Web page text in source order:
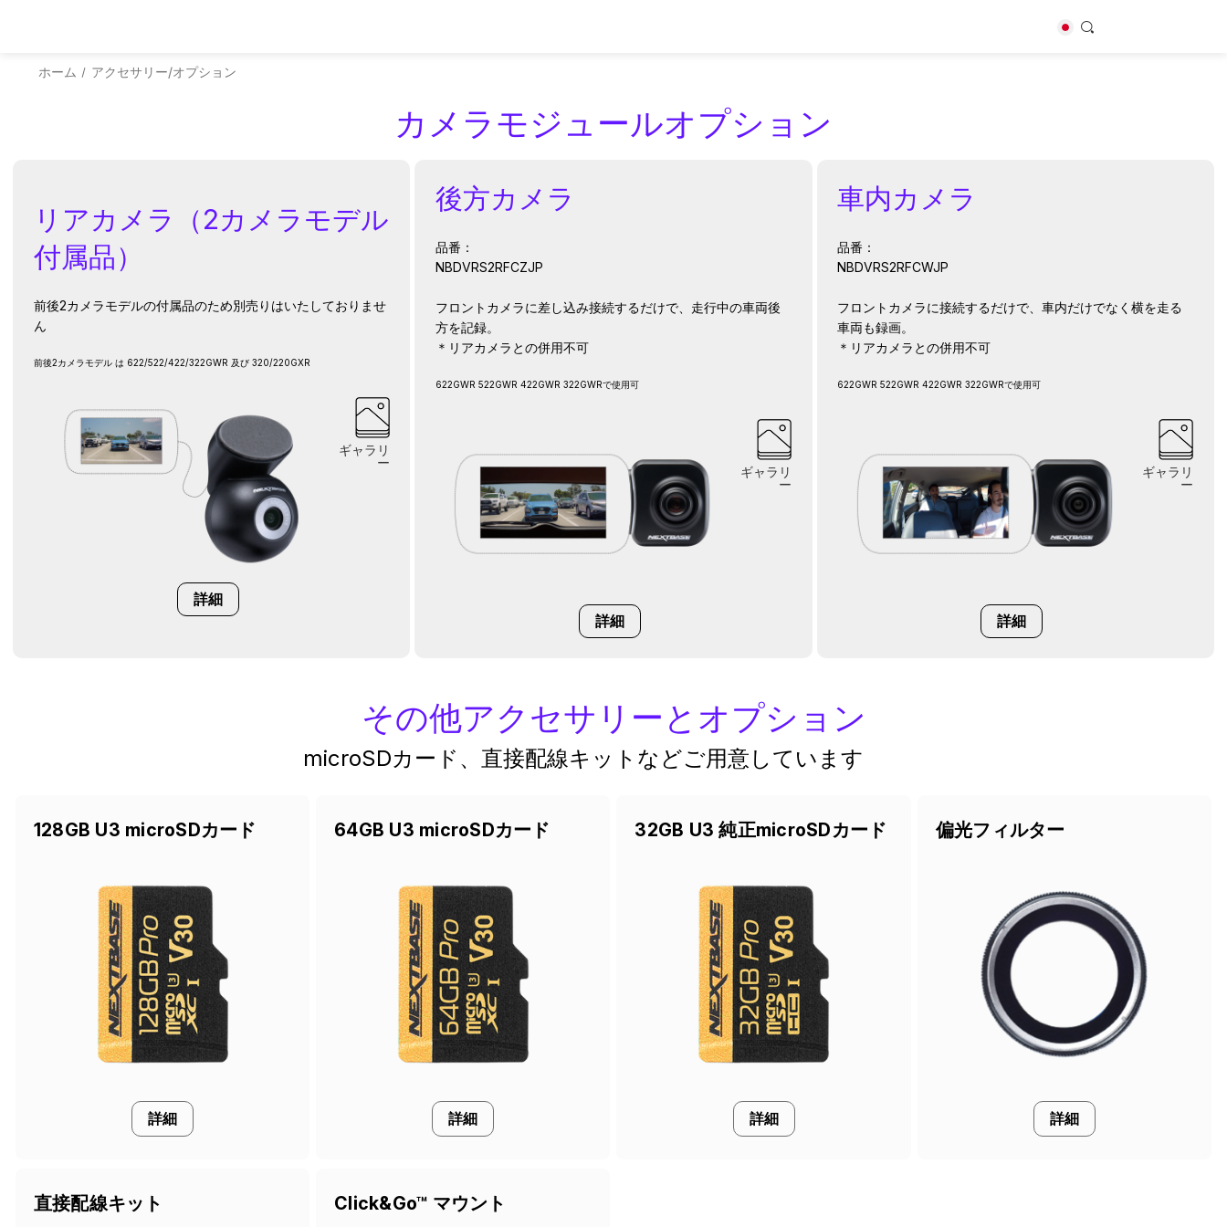
すべてのアクセサリーおよび部
品
マウント、ケーブル、部品のアップ
グレードや交換に必要なすべて
します
ループ対応の信頼性の高い録音保存
サポート
セットアップ、更新、トラブルシュ
ーティングに関するサポートを受け
簡単で迅速な設置のためのステップ
ホーム アクセサリー/オプション
カメラモジュールオプション
リアカメラ（2カメラモデル
付属品）
前後2カメラモデルの付属品のため別売りはいたしておりませ
ん
前後2カメラモデル は 622/522/422/322GWR 及び 320/220GXR
ギャラリ
ー
詳細
後方カメラ
品番：
NBDVRS2RFCZJP
フロントカメラに差し込み接続するだけで、走行中の車両後
方を記録。
＊リアカメラとの併用不可
622GWR 522GWR 422GWR 322GWRで使用可
ギャラリ
ー
詳細
車内カメラ
品番：
NBDVRS2RFCWJP
フロントカメラに接続するだけで、車内だけでなく横を走る
車両も録画。
＊リアカメラとの併用不可
622GWR 522GWR 422GWR 322GWRで使用可
ギャラリ
ー
詳細
その他アクセサリーとオプション
microSDカード、直接配線キットなどご用意しています
128GB U3 microSDカード
詳細
64GB U3 microSDカード
詳細
32GB U3 純正microSDカード
詳細
偏光フィルター
詳細
直接配線キット Click&Go™ マウント